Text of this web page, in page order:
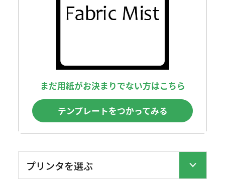
まだ用紙がお決まりでない方はこちら
テンプレートをつかってみる